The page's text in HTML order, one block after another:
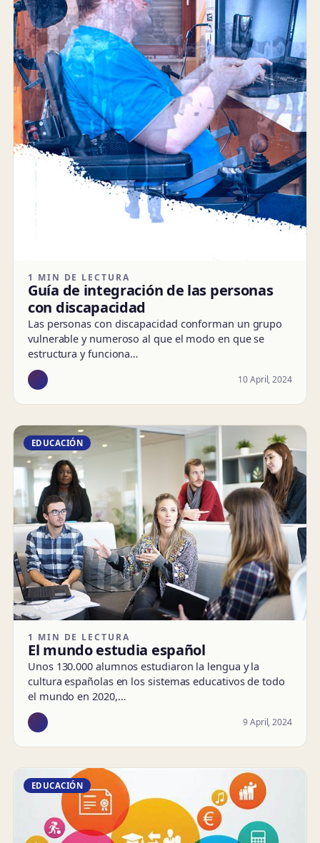
1 MIN DE LECTURA
Guía de integración de las personas
con discapacidad
Las personas con discapacidad conforman un grupo
vulnerable y numeroso al que el modo en que se
estructura y funciona…
10 April, 2024
EDUCACIÓN
1 MIN DE LECTURA
El mundo estudia español
Unos 130.000 alumnos estudiaron la lengua y la
cultura españolas en los sistemas educativos de todo
el mundo en 2020,…
9 April, 2024
EDUCACIÓN